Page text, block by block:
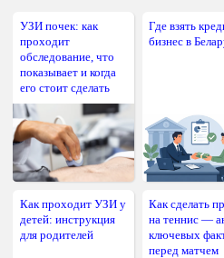
УЗИ почек: как
проходит
обследование, что
показывает и когда
его стоит сделать
Где взять
бизнес в
Как проходит УЗИ у
детей: инструкция
для родителей
Как сделать
на теннис —
ключевых
перед матчем